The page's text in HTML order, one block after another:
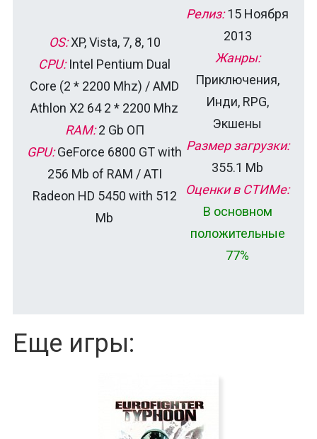
OS:XP, Vista, 7, 8, 10
CPU:Intel Pentium Dual
Core (2 * 2200 Mhz) / AMD
Athlon X2 64 2 * 2200 Mhz
RAM:2 Gb ОП
GPU:GeForce 6800 GT with
256 Mb of RAM / ATI
Radeon HD 5450 with 512
Mb
Релиз:15 Ноября
2013
Жанры:
Приключения,
Инди, RPG,
Экшены
Размер загрузки:
355.1 Mb
Оценки в СТИМе:
В основном
положительные
77%
Еще игры: